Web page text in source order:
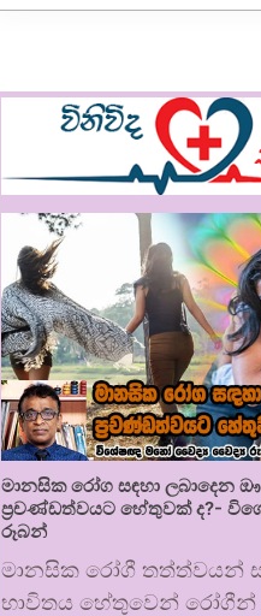
මානසික රෝග සඳහා ලබාදෙන
ප්‍රචණ්ඩත්වයට හේතුවක් ද?-
රූබන්
මානසික රෝගී තත්ත්වයන්
භාවිතය හේතුවෙන් රෝගීන්